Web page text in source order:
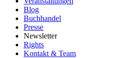
Blog
Buchhandel
Presse
Newsletter
Rights
Kontakt & Team